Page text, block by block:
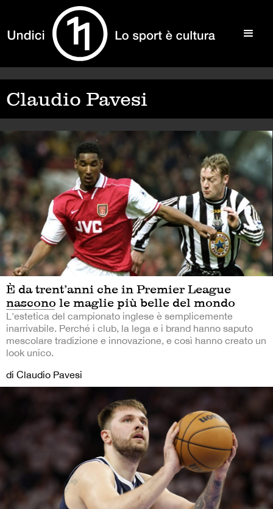
Claudio Pavesi
È da trent’anni che in Premier League
nascono le maglie più belle del mondo
L'estetica del campionato inglese è semplicemente
inarrivabile. Perché i club, la lega e i brand hanno saputo
mescolare tradizione e innovazione, e così hanno creato un
look unico.
di Claudio Pavesi